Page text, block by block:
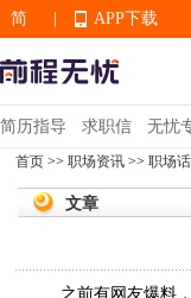
简
EN
APP下载
APP下载
简历指导 求职信 无忧
首页 >> 职场资讯 >> 职场
文章
之前有网友爆料，